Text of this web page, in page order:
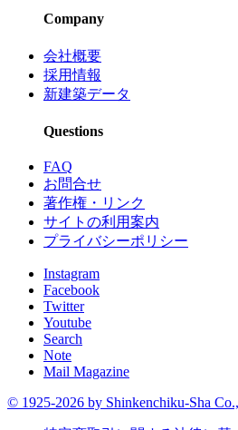
Company
会社概要
採用情報
新建築データ
Questions
FAQ
お問合せ
著作権・リンク
サイトの利用案内
プライバシーポリシー
Instagram
Facebook
Twitter
Youtube
Search
Note
Mail Magazine
© 1925-2026 by Shinkenchiku-Sha